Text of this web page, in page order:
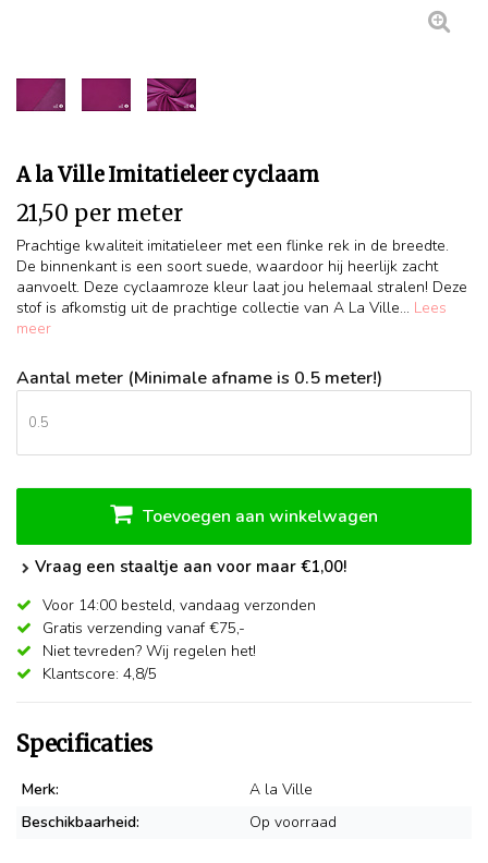
A la Ville Imitatieleer cyclaam
21,50 per meter
Prachtige kwaliteit imitatieleer met een flinke rek in de breedte.
De binnenkant is een soort suede, waardoor hij heerlijk zacht
aanvoelt. Deze cyclaamroze kleur laat jou helemaal stralen! Deze
stof is afkomstig uit de prachtige collectie van A La Ville... Lees
meer
Aantal meter (Minimale afname is 0.5 meter!)
Toevoegen aan winkelwagen
Vraag een staaltje aan voor maar €1,00!
Voor 14:00 besteld, vandaag verzonden
Gratis verzending vanaf €75,-
Niet tevreden? Wij regelen het!
Klantscore: 4,8/5
Specificaties
Merk:
A la Ville
Beschikbaarheid:
Op voorraad